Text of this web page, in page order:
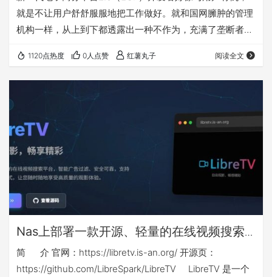
就是不让用户舒舒服服地把工作做好。就和国网臃肿的管理
机构一样，从上到下都透露出一种不作为，充满了垄断者的
升级后，搜索功能极其垃圾，但不得不忍受，居然对中标公
告中的PDF文件进行了权限限制，只能预览，不让下载、复
制和打印。 下面介绍的方法，通过对一些参数的调整，可以
在网页端对中标公告中的PDF文件直接下载，此方法比较简
单，适合网络小白使用。 【由于…
1120点热度 0人点赞 红薯丸子 阅读全文
Nas上部署一款开源、轻量的在线视频搜索
与观看docker应用：libretv
简 介 官网：https://libretv.is-an.org/ 开源页：
https://github.com/LibreSpark/LibreTV LibreTV 是一个